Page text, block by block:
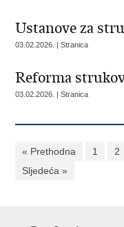
Ustanove za
03.02.2026. | Stranica
Reforma
03.02.2026. | Stranica
« Prethodna 1 2
Sljedeća »